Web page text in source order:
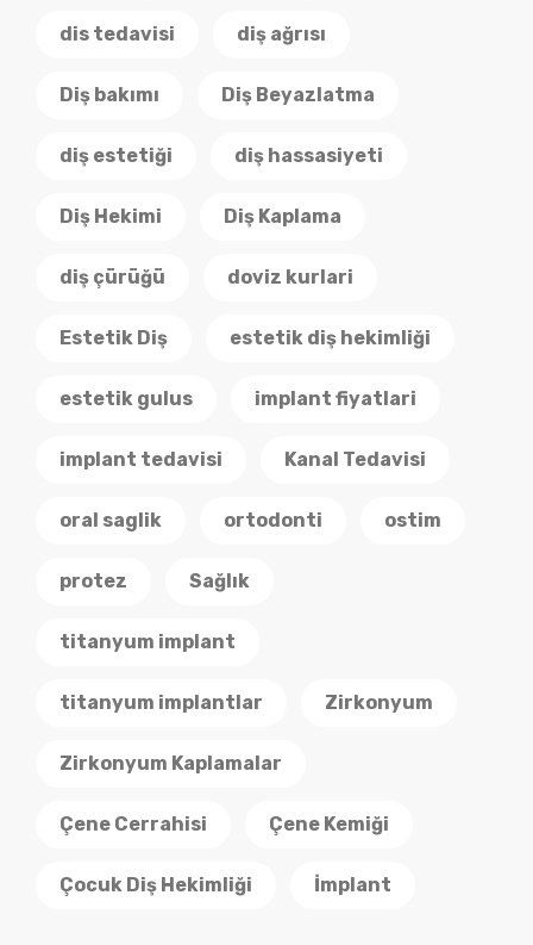
dis tedavisi diş ağrısı
Diş bakımı Diş Beyazlatma
diş estetiği diş hassasiyeti
Diş Hekimi Diş Kaplama
diş çürüğü doviz kurlari
Estetik Diş estetik diş hekimliği
estetik gulus implant fiyatlari
implant tedavisi Kanal Tedavisi
oral saglik ortodonti ostim
protez Sağlık
titanyum implant
titanyum implantlar Zirkonyum
Zirkonyum Kaplamalar
Çene Cerrahisi Çene Kemiği
Çocuk Diş Hekimliği İmplant